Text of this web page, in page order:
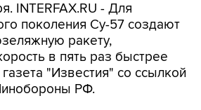
INTERFAX.RU - Для
поколения Су-57 создают
ракету,
в пять раз быстрее
газета "Известия" со ссылкой
РФ.